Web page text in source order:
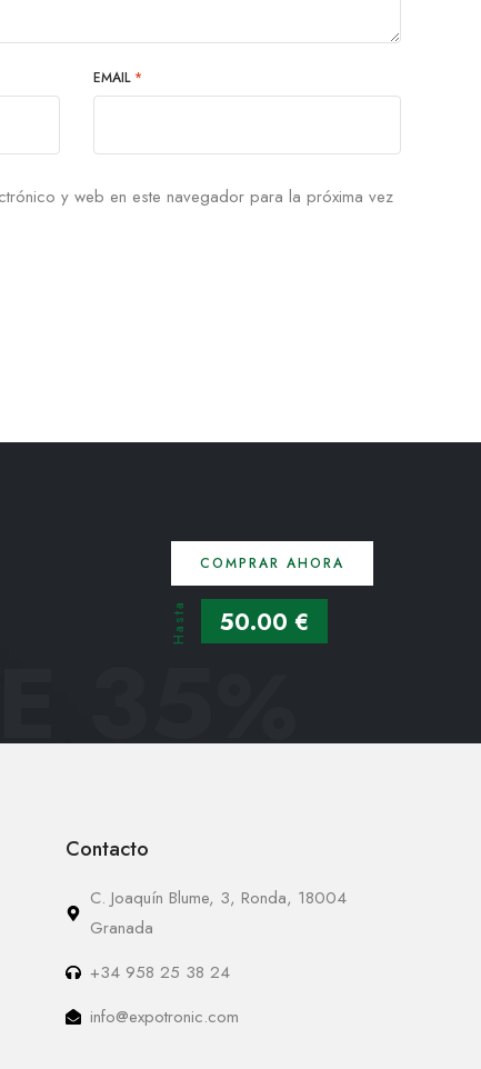
EMAIL *
y web en este navegador para la próxima vez
COMPRAR AHORA
Hasta 50.00 €
35%
Contacto
C. Joaquín Blume, 3, Ronda, 18004
Granada
+34 958 25 38 24
info@expotronic.com